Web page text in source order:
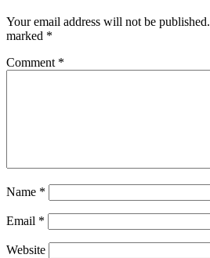
Your email address will not be published.
marked *
Comment *
Name *
Email *
Website